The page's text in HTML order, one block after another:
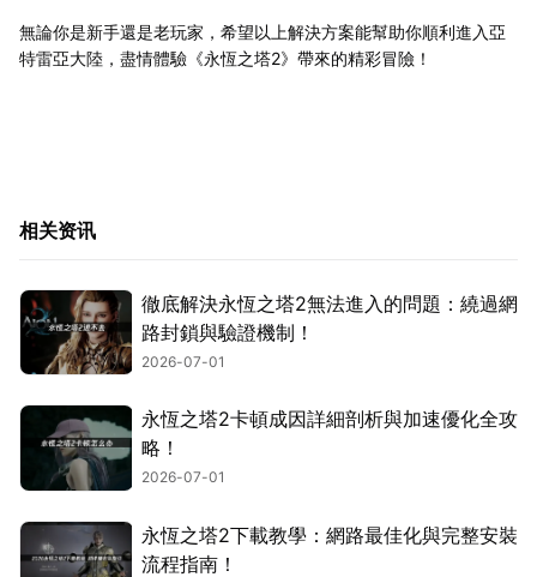
無論你是新手還是老玩家，希望以上解決方案能幫助你順利進入亞
特雷亞大陸，盡情體驗《永恆之塔2》帶來的精彩冒險！
相关资讯
徹底解決永恆之塔2無法進入的問題：繞過網
路封鎖與驗證機制！
2026-07-01
永恆之塔2卡頓成因詳細剖析與加速優化全攻
略！
2026-07-01
永恆之塔2下載教學：網路最佳化與完整安裝
流程指南！